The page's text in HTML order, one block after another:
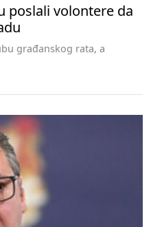
poslali volontere da
građanskog rata, a